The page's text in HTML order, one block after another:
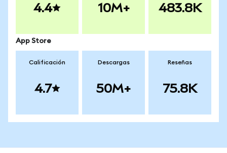
4.4 10M+ 483.8K
App Store
Calificación
4.7
Descargas
50M+
Reseñas
75.8K